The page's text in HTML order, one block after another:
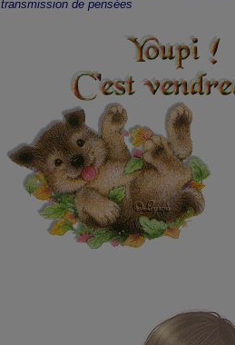
transmission de pensées